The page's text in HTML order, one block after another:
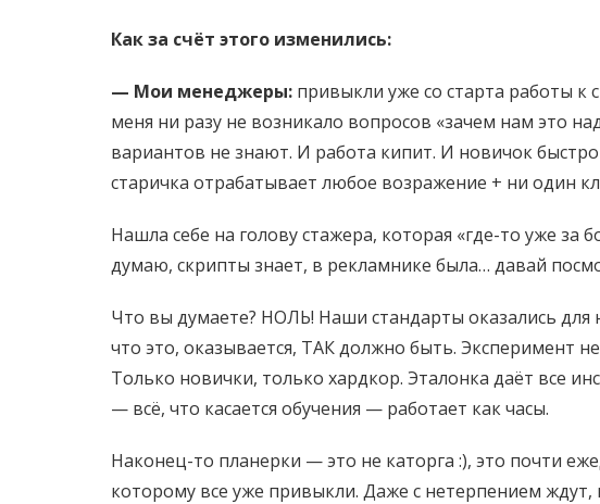
Как за счёт этого изменились:
— Мои менеджеры: привыкли уже со старта работы
меня ни разу не возникало вопросов «зачем нам это
вариантов не знают. И работа кипит. И новичок
старичка отрабатывает любое возражение + ни один
Нашла себе на голову стажера, которая «где-то уже за
думаю, скрипты знает, в рекламнике была… давай
Что вы думаете? НОЛЬ! Наши стандарты оказались
что это, оказывается, ТАК должно быть. Эксперимент
Только новички, только хардкор. Эталонка даёт все
— всё, что касается обучения — работает как часы.
Наконец-то планерки — это не каторга :), это почти
которому все уже привыкли. Даже с нетерпением ждут,